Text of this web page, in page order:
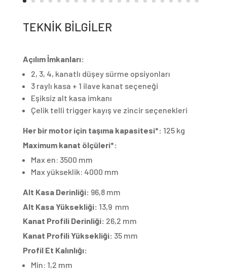
TEKNİK BİLGİLER
Açılım İmkanları:
2, 3, 4, kanatlı düşey sürme opsiyonları
3 raylı kasa + 1 ilave kanat seçeneği
Eşiksiz alt kasa imkanı
Çelik telli trigger kayış ve zincir seçenekleri
Her bir motor için taşıma kapasitesi*: 125 kg
Maximum kanat ölçüleri*:
Max en: 3500 mm
Max yükseklik: 4000 mm
Alt Kasa Derinliği: 96,8 mm
Alt Kasa Yüksekliği: 13,9 mm
Kanat Profili Derinliği: 26,2 mm
Kanat Profili Yüksekliği: 35 mm
Profil Et Kalınlığı:
Min: 1,2 mm